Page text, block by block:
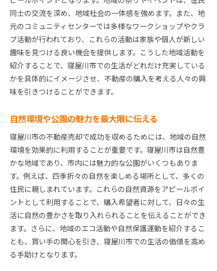
同士の交流を深め、地域社会の一体感を強めます。また、地
元のコミュニティセンターでは多様なワークショップやクラ
ブ活動が行われており、これらの活動は家族や個人が新しい
趣味を見つける良い機会を提供します。こうした地域活動を
紹介することで、寝屋川市での生活がどれだけ充実している
かを具体的にイメージさせ、不動産の購入を考える人々の興
味を引きつけることができます。
自然環境や公園の魅力を最大限に伝える
寝屋川市の不動産売却で成功を収めるためには、地域の自然
環境を効果的に利用することが重要です。寝屋川市は自然豊
かな地域であり、市内には魅力的な公園がいくつもありま
す。例えば、四季折々の自然を楽しめる場所として、多くの
住民に親しまれています。これらの自然資源をアピールポイ
ントとして利用することで、購入希望者に対して、日々の生
活に自然の豊かさを取り入れられることを伝えることができ
ます。さらに、地域のエコ活動や自然保護運動を紹介するこ
とも、買い手の関心を引き、寝屋川市での生活の価値を高め
る手助けとなります。